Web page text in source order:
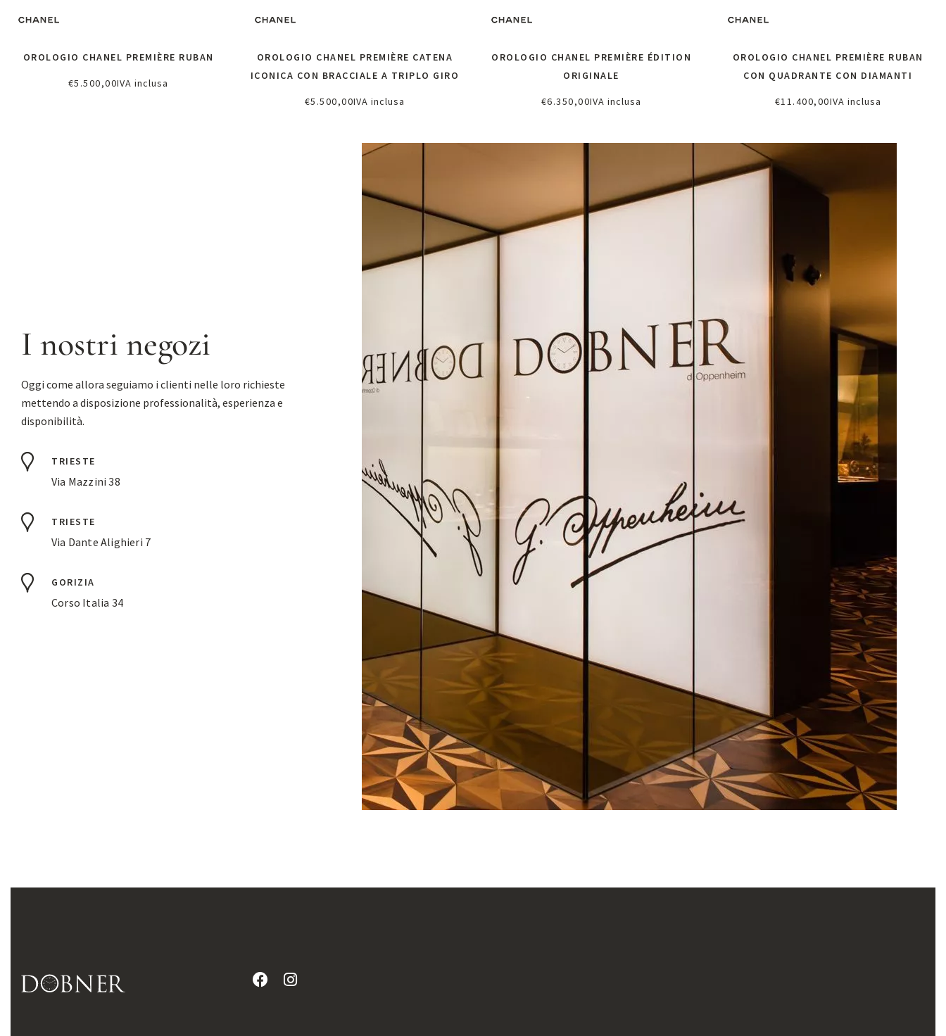
OROLOGIO CHANEL PREMIÈRE RUBAN
€5.500,00IVA inclusa
OROLOGIO CHANEL PREMIÈRE CATENA
ICONICA CON BRACCIALE A TRIPLO GIRO
€5.500,00IVA inclusa
OROLOGIO CHANEL PREMIÈRE ÉDITION
ORIGINALE
€6.350,00IVA inclusa
OROLOGIO CHANEL PREMIÈRE RUBAN
CON QUADRANTE CON DIAMANTI
€11.400,00IVA inclusa
I nostri negozi
Oggi come allora seguiamo i clienti nelle loro richieste
mettendo a disposizione professionalità, esperienza e
disponibilità.
TRIESTE
Via Mazzini 38
TRIESTE
Via Dante Alighieri 7
GORIZIA
Corso Italia 34